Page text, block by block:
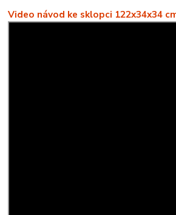
Video návod ke sklopci 122x34x34